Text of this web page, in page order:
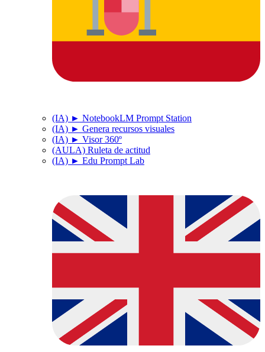
(IA) ► NotebookLM Prompt Station
(IA) ► Genera recursos visuales
(IA) ► Visor 360º
(AULA) Ruleta de actitud
(IA) ► Edu Prompt Lab